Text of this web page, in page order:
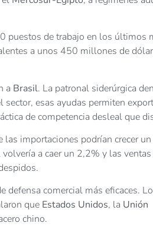
puestos de trabajo en los últimos
a unos 450 millones de
a Brasil. La patronal siderúrgica
esas ayudas permiten
de competencia desleal que
importaciones podrían crecer
a caer un 2,2% y las
comercial más eficaces.
que Estados Unidos, la Unión
chino.